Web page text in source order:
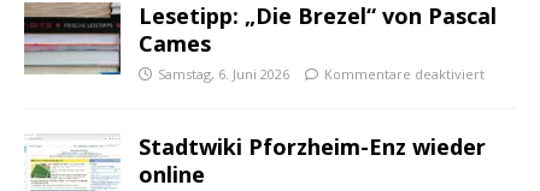
Lesetipp: „Die Brezel“ von Pascal
Cames
Samstag, 6. Juni 2026 Kommentare deaktiviert
Stadtwiki Pforzheim-Enz wieder
online